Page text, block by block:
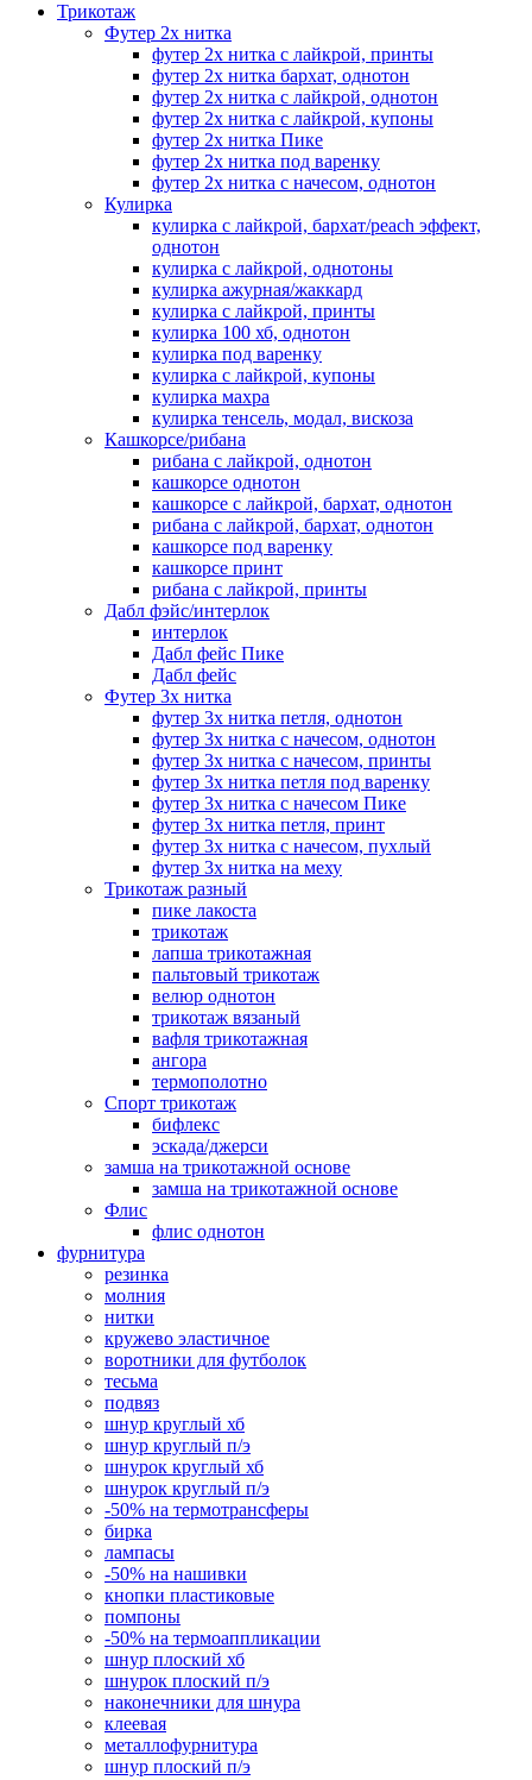
Трикотаж
Футер 2х нитка
футер 2х нитка с лайкрой, принты
футер 2х нитка бархат, однотон
футер 2х нитка с лайкрой, однотон
футер 2х нитка с лайкрой, купоны
футер 2х нитка Пике
футер 2х нитка под варенку
футер 2х нитка с начесом, однотон
Кулирка
кулирка с лайкрой, бархат/peach эффект,
однотон
кулирка с лайкрой, однотоны
кулирка ажурная/жаккард
кулирка с лайкрой, принты
кулирка 100 хб, однотон
кулирка под варенку
кулирка с лайкрой, купоны
кулирка махра
кулирка тенсель, модал, вискоза
Кашкорсе/рибана
рибана с лайкрой, однотон
кашкорсе однотон
кашкорсе с лайкрой, бархат, однотон
рибана с лайкрой, бархат, однотон
кашкорсе под варенку
кашкорсе принт
рибана с лайкрой, принты
Дабл фэйс/интерлок
интерлок
Дабл фейс Пике
Дабл фейс
Футер 3х нитка
футер 3х нитка петля, однотон
футер 3х нитка с начесом, однотон
футер 3х нитка с начесом, принты
футер 3х нитка петля под варенку
футер 3х нитка с начесом Пике
футер 3х нитка петля, принт
футер 3х нитка с начесом, пухлый
футер 3х нитка на меху
Трикотаж разный
пике лакоста
трикотаж
лапша трикотажная
пальтовый трикотаж
велюр однотон
трикотаж вязаный
вафля трикотажная
ангора
термополотно
Спорт трикотаж
бифлекс
эскада/джерси
замша на трикотажной основе
замша на трикотажной основе
Флис
флис однотон
фурнитура
резинка
молния
нитки
кружево эластичное
воротники для футболок
тесьма
подвяз
шнур круглый хб
шнур круглый п/э
шнурок круглый хб
шнурок круглый п/э
-50% на термотрансферы
бирка
лампасы
-50% на нашивки
кнопки пластиковые
помпоны
-50% на термоаппликации
шнур плоский хб
шнурок плоский п/э
наконечники для шнура
клеевая
металлофурнитура
шнур плоский п/э